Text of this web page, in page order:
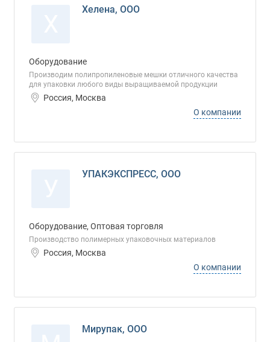
Хелена, ООО
Оборудование
Производим полипропиленовые мешки отличного качества
для упаковки любого виды выращиваемой продукции
Россия, Москва
О компании
УПАКЭКСПРЕСС, ООО
Оборудование, Оптовая торговля
Производство полимерных упаковочных материалов
Россия, Москва
О компании
Мирупак, ООО